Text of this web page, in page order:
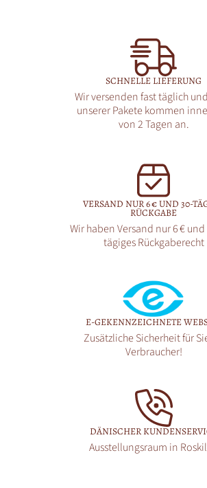
SCHNELLE LIEFERUNG
Wir versenden fast täglich
unserer Pakete kommen
von 2 Tagen an.
VERSAND NUR 6 € UND 30-
RÜCKGABE
Wir haben Versand nur 6 €
tägiges Rückgaberecht
E-GEKENNZEICHNETE
Zusätzliche Sicherheit für
Verbraucher!
DÄNISCHER
Ausstellungsraum in